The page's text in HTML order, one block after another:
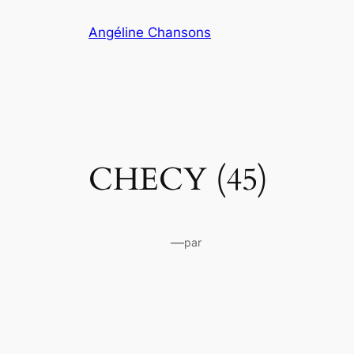
Angéline Chansons
CHECY (45)
—par